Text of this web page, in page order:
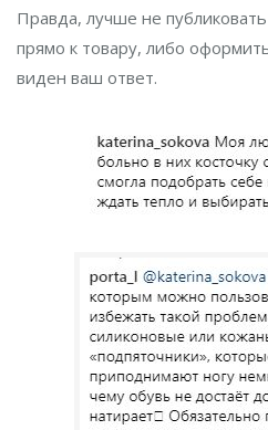
Правда, лучше не
прямо к товару, либо
виден ваш ответ.